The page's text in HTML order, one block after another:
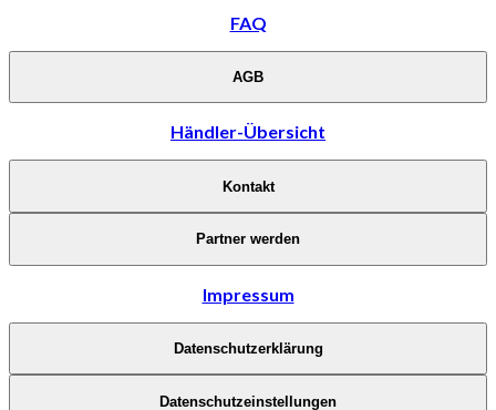
FAQ
AGB
Händler-Übersicht
Kontakt
Partner werden
Impressum
Datenschutzerklärung
Datenschutzeinstellungen